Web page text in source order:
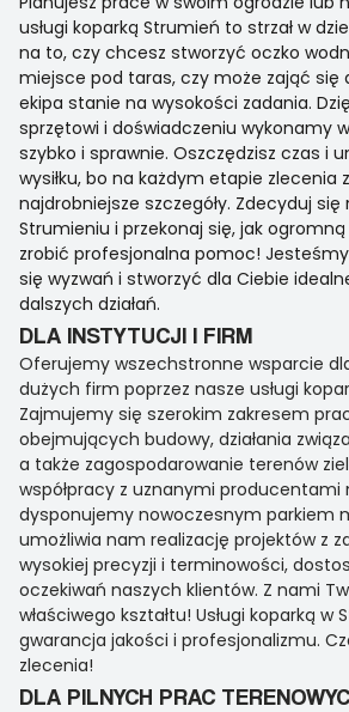
usługi koparką Strumień to strzał w
na to, czy chcesz stworzyć oczko
miejsce pod taras, czy może zająć się
ekipa stanie na wysokości zadania.
sprzętowi i doświadczeniu wykonamy
szybko i sprawnie. Oszczędzisz czas i
wysiłku, bo na każdym etapie zlecenia
najdrobniejsze szczegóły. Zdecyduj się
Strumieniu i przekonaj się, jak
zrobić profesjonalna pomoc!
się wyzwań i stworzyć dla Ciebie
dalszych działań.
DLA INSTYTUCJI I FIRM
Oferujemy wszechstronne wsparcie
dużych firm poprzez nasze usługi
Zajmujemy się szerokim zakresem
obejmujących budowy, działania
a także zagospodarowanie terenów
współpracy z uznanymi producentami
dysponujemy nowoczesnym parkiem
umożliwia nam realizację projektów z
wysokiej precyzji i terminowości,
oczekiwań naszych klientów. Z nami
właściwego kształtu! Usługi koparką w
gwarancja jakości i profesjonalizmu.
zlecenia!
DLA PILNYCH PRAC